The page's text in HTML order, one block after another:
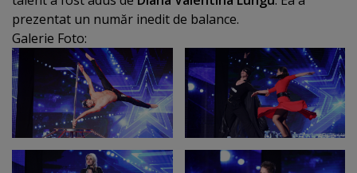
prezentat un număr inedit de balance.
Galerie Foto: